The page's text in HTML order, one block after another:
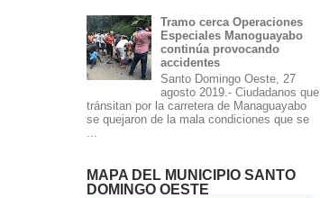
Tramo cerca Operaciones
Especiales Manoguayabo
continúa provocando
accidentes
Santo Domingo Oeste, 27
agosto 2019.- Ciudadanos que
tránsitan por la carretera de Managuayabo
se quejaron de la mala condiciones que se
MAPA DEL MUNICIPIO SANTO
DOMINGO OESTE